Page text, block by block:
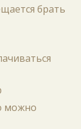
брать
можно